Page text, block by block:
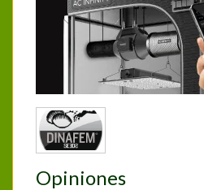
Página web
Photos
Opiniones